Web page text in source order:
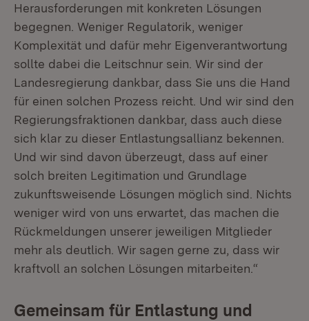
Herausforderungen mit konkreten Lösungen
begegnen. Weniger Regulatorik, weniger
Komplexität und dafür mehr Eigenverantwortung
sollte dabei die Leitschnur sein. Wir sind der
Landesregierung dankbar, dass Sie uns die Hand
für einen solchen Prozess reicht. Und wir sind den
Regierungsfraktionen dankbar, dass auch diese
sich klar zu dieser Entlastungsallianz bekennen.
Und wir sind davon überzeugt, dass auf einer
solch breiten Legitimation und Grundlage
zukunftsweisende Lösungen möglich sind. Nichts
weniger wird von uns erwartet, das machen die
Rückmeldungen unserer jeweiligen Mitglieder
mehr als deutlich. Wir sagen gerne zu, dass wir
kraftvoll an solchen Lösungen mitarbeiten.“
Gemeinsam für Entlastung und